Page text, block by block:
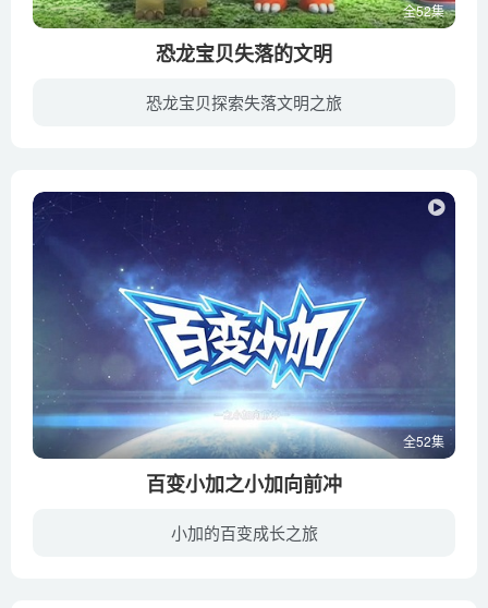
全52集
恐龙宝贝失落的文明
恐龙宝贝探索失落文明之旅
全52集
百变小加之小加向前冲
小加的百变成长之旅